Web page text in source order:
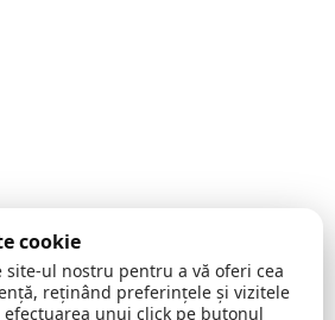
cookie
site-ul nostru pentru a vă oferi cea
reținând preferințele și vizitele
unui click pe butonul